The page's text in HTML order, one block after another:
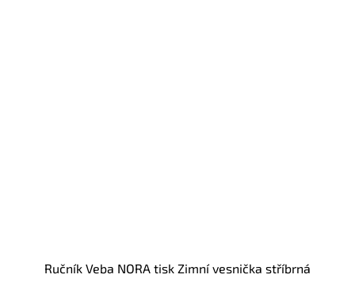
Ručník Veba NORA tisk Zimní vesnička stříbrná